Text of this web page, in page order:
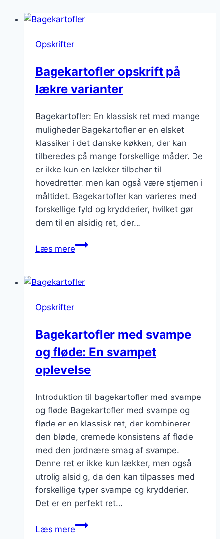
Opskrifter
Bagekartofler opskrift på
lækre varianter
Bagekartofler: En klassisk ret med mange
muligheder Bagekartofler er en elsket
klassiker i det danske køkken, der kan
tilberedes på mange forskellige måder. De
er ikke kun en lækker tilbehør til
hovedretter, men kan også være stjernen i
måltidet. Bagekartofler kan varieres med
forskellige fyld og krydderier, hvilket gør
dem til en alsidig ret, der…
Læs mereBagekartofler
lækre
Opskrifter
Bagekartofler med svampe
og fløde: En svampet
oplevelse
Introduktion til bagekartofler med svampe
og fløde Bagekartofler med svampe og
fløde er en klassisk ret, der kombinerer
den bløde, cremede konsistens af fløde
med den jordnære smag af svampe.
Denne ret er ikke kun lækker, men også
utrolig alsidig, da den kan tilpasses med
forskellige typer svampe og krydderier.
Det er en perfekt ret…
Læs mereBagekartofler